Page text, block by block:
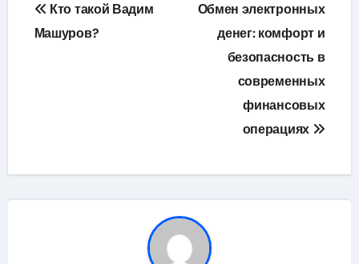
по
Кто такой Вадим
Машуров?
Обмен электронных
денег: комфорт и
безопасность в
современных
финансовых
операциях